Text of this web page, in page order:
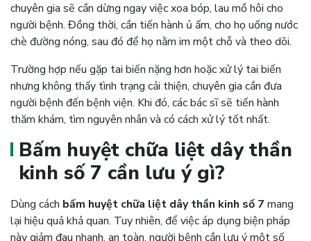
chuyên gia sẽ cần dừng ngay việc xoa bóp, lau mồ hôi cho
người bệnh. Đồng thời, cần tiến hành ủ ấm, cho họ uống nước
chè đường nóng, sau đó để họ nằm im một chỗ và theo dõi.
Trường hợp nếu gặp tai biến nặng hơn hoặc xử lý tai biến
nhưng không thấy tình trạng cải thiện, chuyên gia cần đưa
người bệnh đến bệnh viện. Khi đó, các bác sĩ sẽ tiến hành
thăm khám, tìm nguyên nhân và có cách xử lý tốt nhất.
Bấm huyệt chữa liệt dây thần
kinh số 7 cần lưu ý gì?
Dùng cách bấm huyệt chữa liệt dây thần kinh số 7 mang
lại hiệu quả khả quan. Tuy nhiên, để việc áp dụng biện pháp
này giảm đau nhanh, an toàn, người bệnh cần lưu ý một số